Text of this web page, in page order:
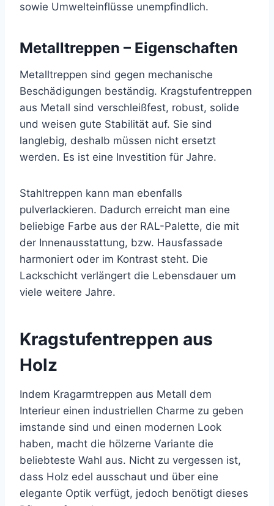
sowie Umwelteinflüsse unempfindlich.
Metalltreppen – Eigenschaften
Metalltreppen sind gegen mechanische
Beschädigungen beständig. Kragstufentreppen
aus Metall sind verschleißfest, robust, solide
und weisen gute Stabilität auf. Sie sind
langlebig, deshalb müssen nicht ersetzt
werden. Es ist eine Investition für Jahre.
Stahltreppen kann man ebenfalls
pulverlackieren. Dadurch erreicht man eine
beliebige Farbe aus der RAL-Palette, die mit
der Innenausstattung, bzw. Hausfassade
harmoniert oder im Kontrast steht. Die
Lackschicht verlängert die Lebensdauer um
viele weitere Jahre.
Kragstufentreppen aus
Holz
Indem Kragarmtreppen aus Metall dem
Interieur einen industriellen Charme zu geben
imstande sind und einen modernen Look
haben, macht die hölzerne Variante die
beliebteste Wahl aus. Nicht zu vergessen ist,
dass Holz edel ausschaut und über eine
elegante Optik verfügt, jedoch benötigt dieses